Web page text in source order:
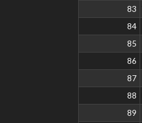
83
84
85
86
87
88
89